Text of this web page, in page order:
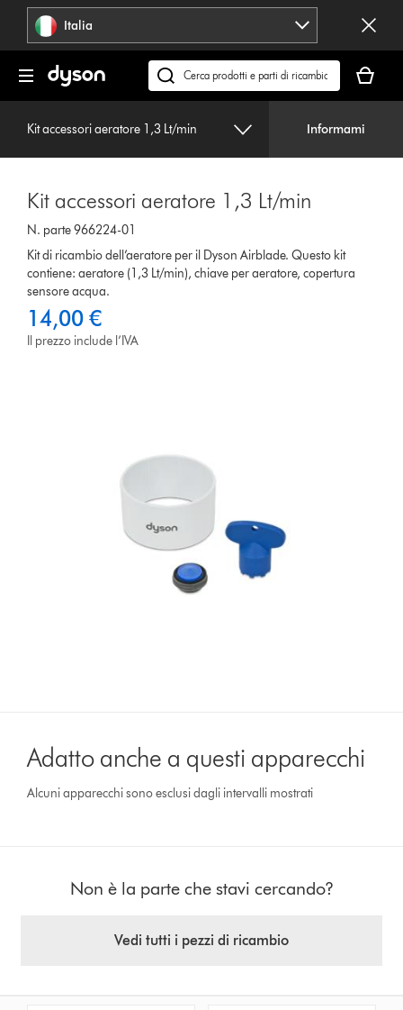
navigazione Italia
Cerca
su
dyson.it
carrello
è
Kit accessori aeratore 1,3 Lt/min Informami
Kit accessori aeratore 1,3 Lt/min
N. parte 966224-01
Kit di ricambio dell’aeratore per il Dyson Airblade. Questo kit
contiene: aeratore (1,3 Lt/min), chiave per aeratore, copertura
sensore acqua.
14,00 €
Il prezzo include l’IVA
Adatto anche a questi apparecchi
Alcuni apparecchi sono esclusi dagli intervalli mostrati
Non è la parte che stavi cercando?
Vedi tutti i pezzi di ricambio